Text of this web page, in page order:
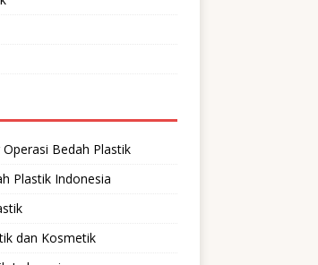
Bedah Plastik
Plastik Indonesia
dan Kosmetik